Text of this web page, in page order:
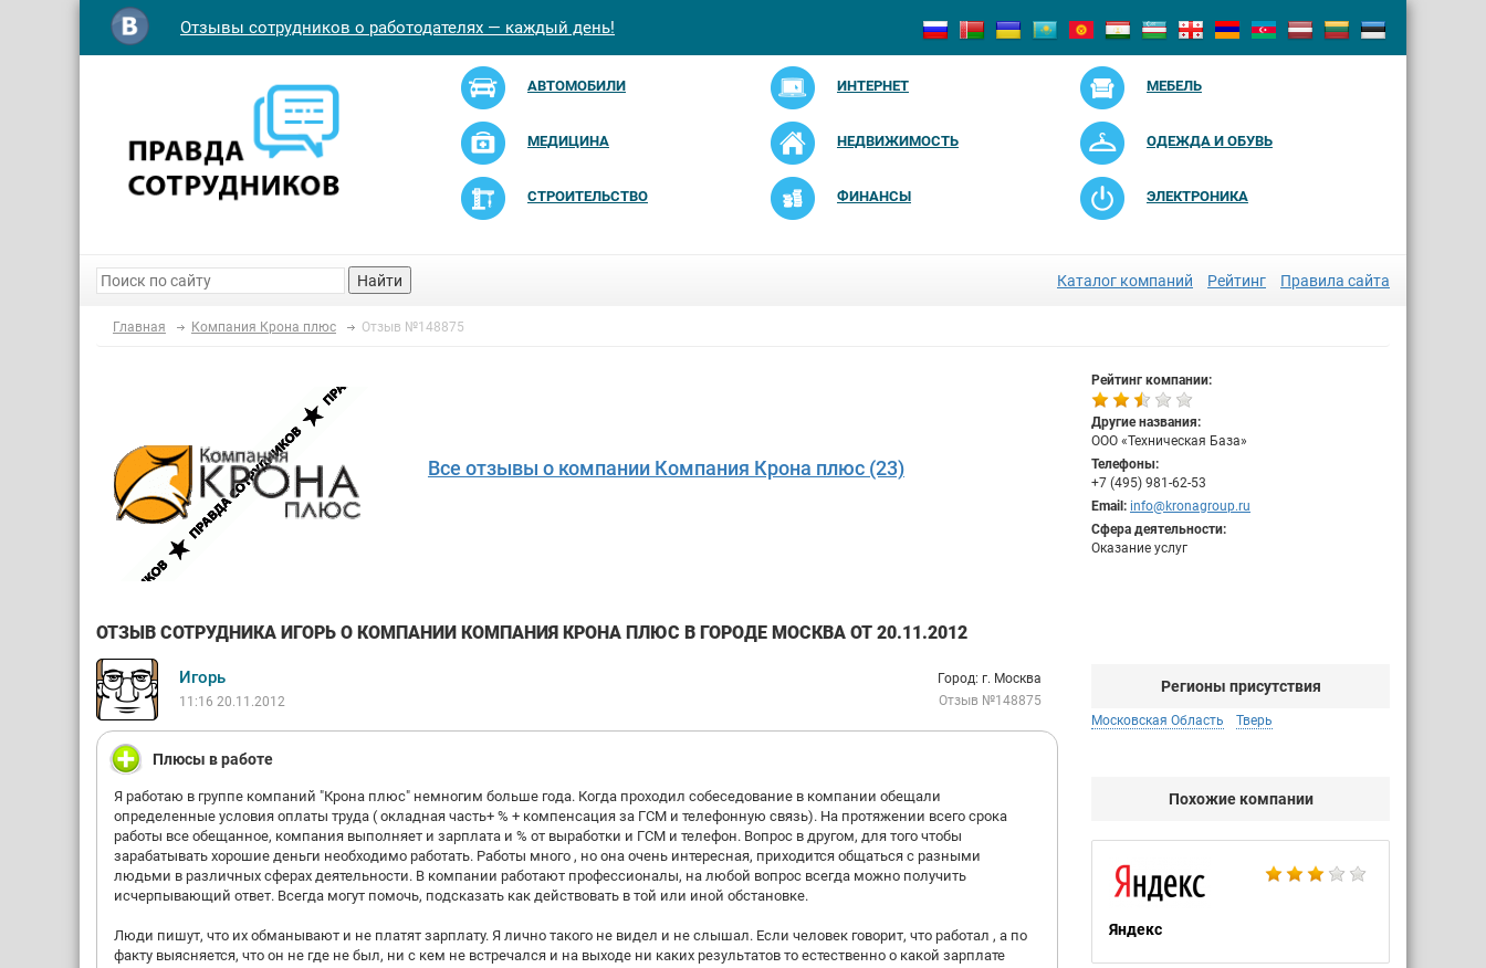
Отзывы сотрудников о работодателях — каждый день!
АВТОМОБИЛИ ИНТЕРНЕТ МЕБЕЛЬ
МЕДИЦИНА НЕДВИЖИМОСТЬ ОДЕЖДА И ОБУВЬ
СТРОИТЕЛЬСТВО ФИНАНСЫ ЭЛЕКТРОНИКА
Найти Каталог компаний Рейтинг Правила сайта
Главная Компания Крона плюс Отзыв №148875
Все отзывы о компании Компания Крона плюс (23)
Рейтинг компании:
Другие названия:
ООО «Техническая База»
Телефоны:
+7 (495) 981-62-53
Email: info@kronagroup.ru
Сфера деятельности:
Оказание услуг
ОТЗЫВ СОТРУДНИКА ИГОРЬ О КОМПАНИИ КОМПАНИЯ КРОНА ПЛЮС В ГОРОДЕ МОСКВА ОТ 20.11.2012
Игорь
11:16 20.11.2012
Город: г. Москва
Отзыв №148875
Плюсы в работе
Я работаю в группе компаний "Крона плюс" немногим больше года. Когда проходил собеседование в компании обещали
определенные условия оплаты труда ( окладная часть+ % + компенсация за ГСМ и телефонную связь). На протяжении всего срока
работы все обещанное, компания выполняет и зарплата и % от выработки и ГСМ и телефон. Вопрос в другом, для того чтобы
зарабатывать хорошие деньги необходимо работать. Работы много , но она очень интересная, приходится общаться с разными
людьми в различных сферах деятельности. В компании работают профессионалы, на любой вопрос всегда можно получить
исчерпывающий ответ. Всегда могут помочь, подсказать как действовать в той или иной обстановке.
Люди пишут, что их обманывают и не платят зарплату. Я лично такого не видел и не слышал. Если человек говорит, что работал , а по
факту выясняется, что он не где не был, ни с кем не встречался и на выходе ни каких результатов то естественно о какой зарплате
Регионы присутствия
Московская Область Тверь
Похожие компании
Яндекс